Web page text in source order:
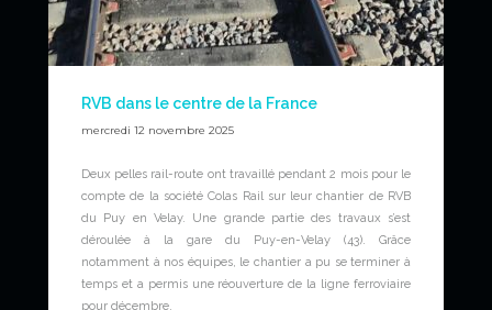
RVB dans le centre de la France
mercredi 12 novembre 2025
Deux pelles rail-route ont travaillé pendant 2 mois pour le
compte de la société Colas Rail sur leur chantier de RVB
du Puy en Velay. Une grande partie des travaux s’est
déroulée à la gare du Puy-en-Velay (43). Grâce
notamment à nos équipes, le chantier a pu se terminer à
temps et a permis une réouverture de la ligne ferroviaire
pour décembre.